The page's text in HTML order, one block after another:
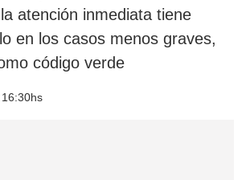
atención inmediata tiene
en los casos menos graves,
código verde